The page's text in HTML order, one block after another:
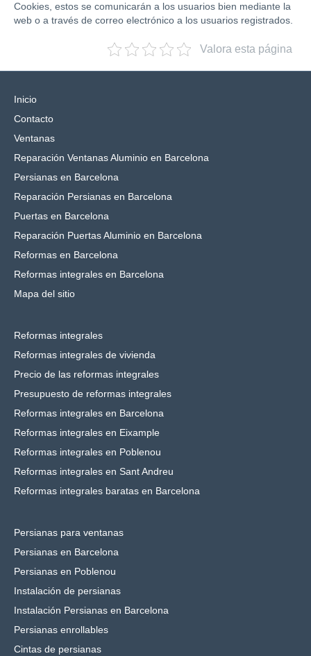
Cookies, estos se comunicarán a los usuarios bien mediante la
web o a través de correo electrónico a los usuarios registrados.
Valora esta página
Inicio
Contacto
Ventanas
Reparación Ventanas Aluminio en Barcelona
Persianas en Barcelona
Reparación Persianas en Barcelona
Puertas en Barcelona
Reparación Puertas Aluminio en Barcelona
Reformas en Barcelona
Reformas integrales en Barcelona
Mapa del sitio
Reformas integrales
Reformas integrales de vivienda
Precio de las reformas integrales
Presupuesto de reformas integrales
Reformas integrales en Barcelona
Reformas integrales en Eixample
Reformas integrales en Poblenou
Reformas integrales en Sant Andreu
Reformas integrales baratas en Barcelona
Persianas para ventanas
Persianas en Barcelona
Persianas en Poblenou
Instalación de persianas
Instalación Persianas en Barcelona
Persianas enrollables
Cintas de persianas